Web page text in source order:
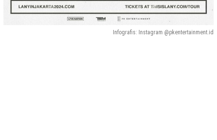
Infografis: Instagram @pkentertainment.id